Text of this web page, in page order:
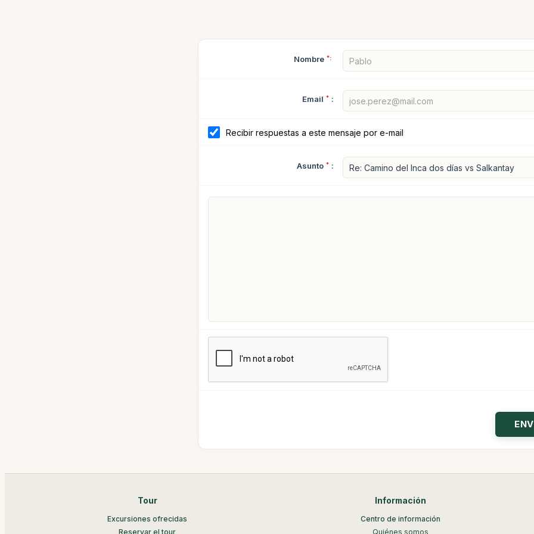
Nombre *:
Email * :
Recibir respuestas a este mensaje por e-mail
Asunto * :
Tour
Excursiones ofrecidas
Reservar el tour
Información
Centro de información
Quiénes somos